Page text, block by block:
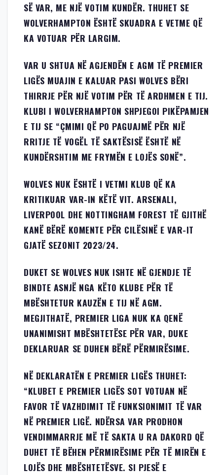
SË VAR, ME NJË VOTIM KUNDËR. THUHET SE
WOLVERHAMPTON ËSHTË SKUADRA E VETME QË
KA VOTUAR PËR LARGIM.
VAR U SHTUA NË AGJENDËN E AGM TË PREMIER
LIGËS MUAJIN E KALUAR PASI WOLVES BËRI
THIRRJE PËR NJË VOTIM PËR TË ARDHMEN E TIJ.
KLUBI I WOLVERHAMPTON SHPJEGOI PIKËPAMJEN
E TIJ SE “ÇMIMI QË PO PAGUAJMË PËR NJË
RRITJE TË VOGËL TË SAKTËSISË ËSHTË NË
KUNDËRSHTIM ME FRYMËN E LOJËS SONË”.
WOLVES NUK ËSHTË I VETMI KLUB QË KA
KRITIKUAR VAR-IN KËTË VIT. ARSENALI,
LIVERPOOL DHE NOTTINGHAM FOREST TË GJITHË
KANË BËRË KOMENTE PËR CILËSINË E VAR-IT
GJATË SEZONIT 2023/24.
DUKET SE WOLVES NUK ISHTE NË GJENDJE TË
BINDTE ASNJË NGA KËTO KLUBE PËR TË
MBËSHTETUR KAUZËN E TIJ NË AGM.
MEGJITHATË, PREMIER LIGA NUK KA QENË
UNANIMISHT MBËSHTETËSE PËR VAR, DUKE
DEKLARUAR SE DUHEN BËRË PËRMIRËSIME.
NË DEKLARATËN E PREMIER LIGËS THUHET:
“KLUBET E PREMIER LIGËS SOT VOTUAN NË
FAVOR TË VAZHDIMIT TË FUNKSIONIMIT TË VAR
NË PREMIER LIGË. NDËRSA VAR PRODHON
VENDIMMARRJE MË TË SAKTA U RA DAKORD QË
DUHET TË BËHEN PËRMIRËSIME PËR TË MIRËN E
LOJËS DHE MBËSHTETËSVE. SI PJESË E